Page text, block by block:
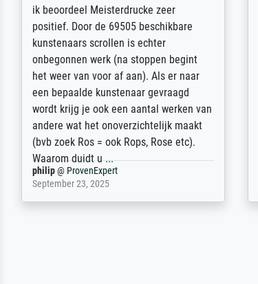
Die Zufriedenheit ist auch nicht dadurch
getrübt, dass das Bild entgegen einer
angegebenen Lieferanschrift (sollte
eine Überraschung für die normannische
Ehefrau sein zum Hochzeits- gleichzeitig
auch Geburtstag sein) doch nach zu
Hause zugestellt wurde.
Jürgen@ProvenExpert
April 22, 2026